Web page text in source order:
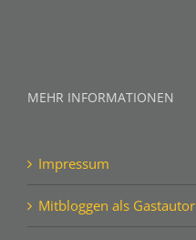
MEHR INFORMATIONEN
Impressum
Mitbloggen als Gastautor